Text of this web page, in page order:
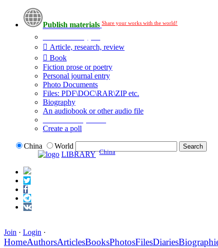
Publish materials Share your works with the world!
Article, research, review
Book
Fiction prose or poetry
Personal journal entry
Photo Documents
Files: PDF\DOC\RAR\ZIP etc.
Biography
An audiobook or other audio file
Create a poll
China
World
LIBRARY China
Join · Login ·
HomeAuthorsArticlesBooksPhotosFilesDiaries